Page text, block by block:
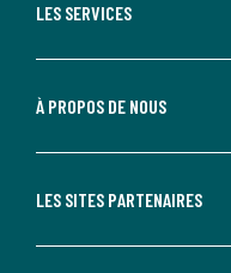
LES SERVICES
À PROPOS DE NOUS
LES SITES PARTENAIRES